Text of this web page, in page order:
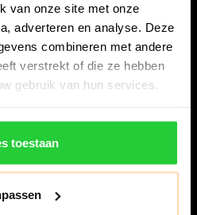
van onze site met onze
adverteren en analyse. Deze
combineren met andere
verstrekt of die ze hebben
gebruik van hun services.
toestaan
6
AA Lelystad
57276080